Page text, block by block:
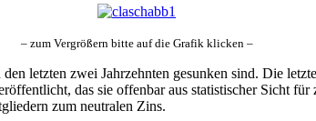
– zum Vergrößern bitte auf die Grafik klicken –
letzten zwei Jahrzehnten gesunken sind. Die
das sie offenbar aus statistischer Sicht
zum neutralen Zins.